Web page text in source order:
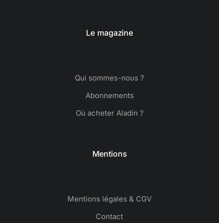
Le magazine
Qui sommes-nous ?
Abonnements
Où acheter Aladin ?
Mentions
Mentions légales & CGV
Contact